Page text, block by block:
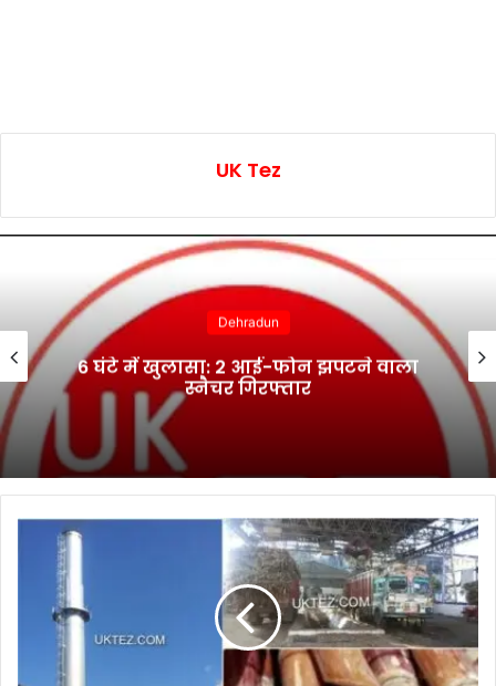
UK Tez
Dehradun
6 घंटे में खुलासा: 2 आई-फोन झपटने वाला
स्नैचर गिरफ्तार